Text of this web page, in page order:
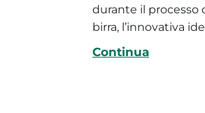
durante il processo
birra, l’innovativa
Continua